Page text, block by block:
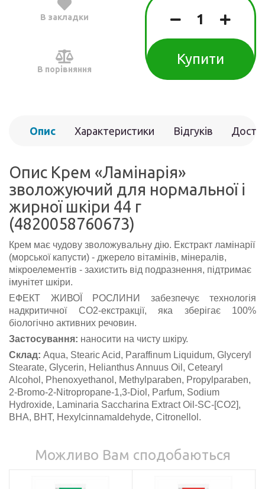
В закладки
В порівняння
Купити
Опис Характеристики Відгуків
Опис Крем «Ламінарія»
зволожуючий для нормальної і
жирної шкіри 44 г
(4820058760673)
Крем має чудову зволожувальну дію. Екстракт ламінарії
(морської капусти) - джерело вітамінів, мінералів,
мікроелементів - захистить від подразнення, підтримає
імунітет шкіри.
ЕФЕКТ ЖИВОЇ РОСЛИНИ забезпечує технологія
надкритичної СО2-екстракції, яка зберігає 100%
біологічно активних речовин.
Застосування: наносити на чисту шкіру.
Склад: Aqua, Stearic Acid, Paraffinum Liquidum, Glyceryl
Stearate, Glycerin, Helianthus Annuus Oil, Cetearyl
Аlcohol, Phenoxyethanol, Methylparaben, Propylparaben,
2-Bromo-2-Nitropropane-1,3-Diol, Parfum, Sodium
Hydroxide, Laminaria Saccharina Extract Oil-SC-[CO2],
BHA, BHT, Hexylcinnamaldehyde, Citronellol.
Можливо Вам сподобаються